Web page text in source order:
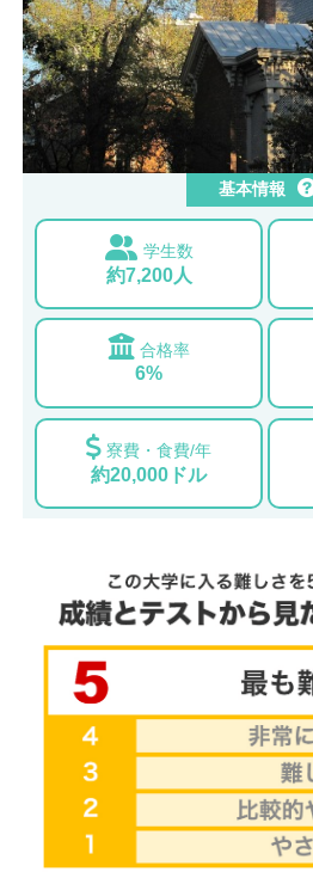
基本情報
学生数
約7,200人
合格率
6%
寮費・食費/年
約20,000ドル